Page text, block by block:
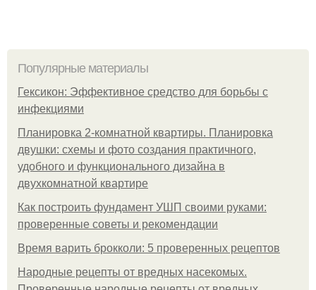
Популярные материалы
Гексикон: Эффективное средство для борьбы с
инфекциями
Планировка 2-комнатной квартиры. Планировка
двушки: схемы и фото создания практичного,
удобного и функционального дизайна в
двухкомнатной квартире
Как построить фундамент УШП своими руками:
проверенные советы и рекомендации
Время варить брокколи: 5 проверенных рецептов
Народные рецепты от вредных насекомых.